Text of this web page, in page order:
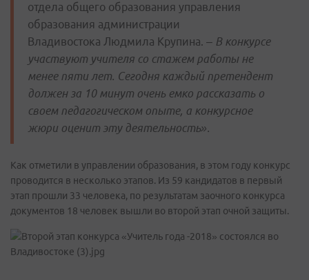
отдела общего образования управления
образования администрации
Владивостока Людмила Крупина. – В конкурсе
участвуют учителя со стажем работы не
менее пяти лет. Сегодня каждый претендент
должен за 10 минут очень емко рассказать о
своем педагогическом опыте, а конкурсное
жюри оценит эту деятельность».
Как отметили в управлении образования, в этом году конкурс
проводится в несколько этапов. Из 59 кандидатов в первый
этап прошли 33 человека, по результатам заочного конкурса
документов 18 человек вышли во второй этап очной защиты.